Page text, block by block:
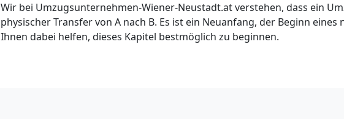
Wir bei Umzugsunternehmen-Wiener-Neustadt.at verstehen, dass ein
physischer Transfer von A nach B. Es ist ein Neuanfang, der Beginn eines
Ihnen dabei helfen, dieses Kapitel bestmöglich zu beginnen.